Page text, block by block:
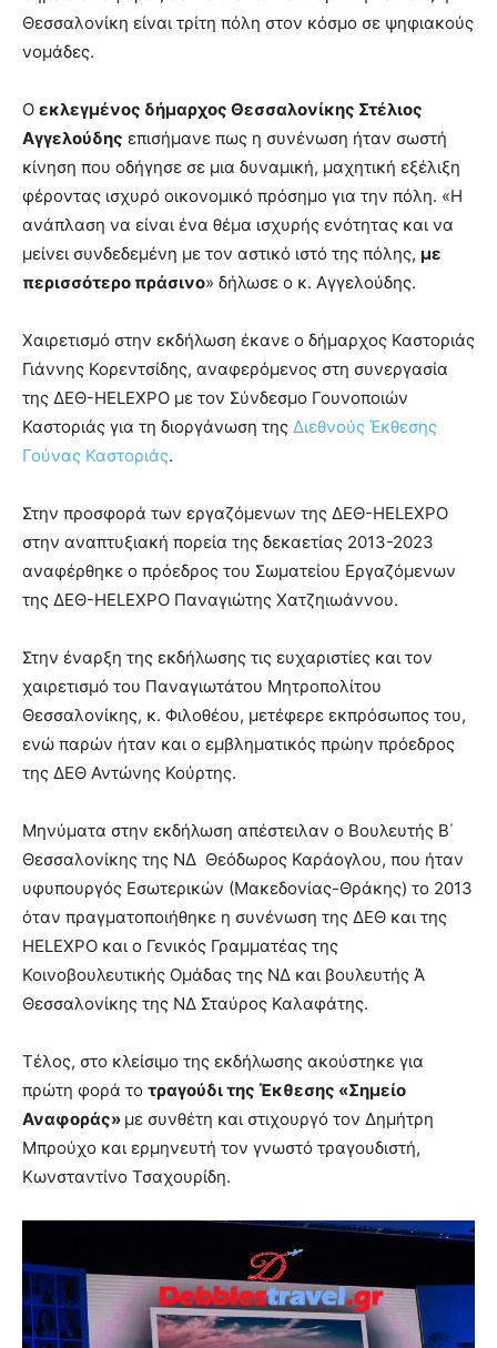
Θεσσαλονίκη είναι τρίτη πόλη στον κόσμο σε ψηφιακούς
νομάδες.
Ο εκλεγμένος δήμαρχος Θεσσαλονίκης Στέλιος
Αγγελούδης επισήμανε πως η συνένωση ήταν σωστή
κίνηση που οδήγησε σε μια δυναμική, μαχητική εξέλιξη
φέροντας ισχυρό οικονομικό πρόσημο για την πόλη. «Η
ανάπλαση να είναι ένα θέμα ισχυρής ενότητας και να
μείνει συνδεδεμένη με τον αστικό ιστό της πόλης, με
περισσότερο πράσινο» δήλωσε ο κ. Αγγελούδης.
Χαιρετισμό στην εκδήλωση έκανε ο δήμαρχος Καστοριάς
Γιάννης Κορεντσίδης, αναφερόμενος στη συνεργασία
της ΔΕΘ-HELEXPO με τον Σύνδεσμο Γουνοποιών
Καστοριάς για τη διοργάνωση της Διεθνούς Έκθεσης
Γούνας Καστοριάς.
Στην προσφορά των εργαζόμενων της ΔΕΘ-HELEXPO
στην αναπτυξιακή πορεία της δεκαετίας 2013-2023
αναφέρθηκε ο πρόεδρος του Σωματείου Εργαζόμενων
της ΔΕΘ-HELEXPO Παναγιώτης Χατζηιωάννου.
Στην έναρξη της εκδήλωσης τις ευχαριστίες και τον
χαιρετισμό του Παναγιωτάτου Μητροπολίτου
Θεσσαλονίκης, κ. Φιλοθέου, μετέφερε εκπρόσωπος του,
ενώ παρών ήταν και ο εμβληματικός πρώην πρόεδρος
της ΔΕΘ Αντώνης Κούρτης.
Μηνύματα στην εκδήλωση απέστειλαν ο Βουλευτής Β΄
Θεσσαλονίκης της ΝΔ Θεόδωρος Καράογλου, που ήταν
υφυπουργός Εσωτερικών (Μακεδονίας-Θράκης) το 2013
όταν πραγματοποιήθηκε η συνένωση της ΔΕΘ και της
HELEXPO και ο Γενικός Γραμματέας της
Κοινοβουλευτικής Ομάδας της ΝΔ και βουλευτής Ά
Θεσσαλονίκης της ΝΔ Σταύρος Καλαφάτης.
Τέλος, στο κλείσιμο της εκδήλωσης ακούστηκε για
πρώτη φορά το τραγούδι της Έκθεσης «Σημείο
Αναφοράς» με συνθέτη και στιχουργό τον Δημήτρη
Μπρούχο και ερμηνευτή τον γνωστό τραγουδιστή,
Κωνσταντίνο Τσαχουρίδη.